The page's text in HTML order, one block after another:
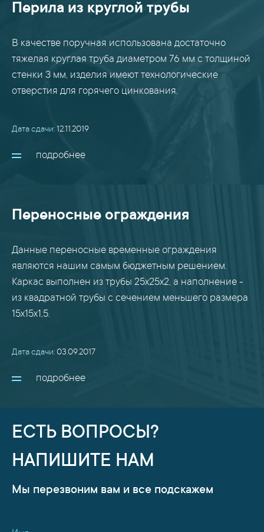
Перила из круглой трубы
В качестве поручная использована достаточно
тяжелая круглая труба диаметром 76 мм с толщиной
стенки 3 мм, изделия имеют технологические
отверстия для горячего цинкования.
Дата сдачи:12.11.2019
подробнее
Переносные ограждения
Данные переносные временные ограждения
являются нашим самым бюджетным решением.
Каркас выполнен из трубы 25х25х2, а наполнение -
из квадратной трубы с сечением меньшего размера
15х15х1,5.
Дата сдачи:03.09.2017
подробнее
ЕСТЬ ВОПРОСЫ?
НАПИШИТЕ НАМ
Мы перезвоним вам и все подскажем